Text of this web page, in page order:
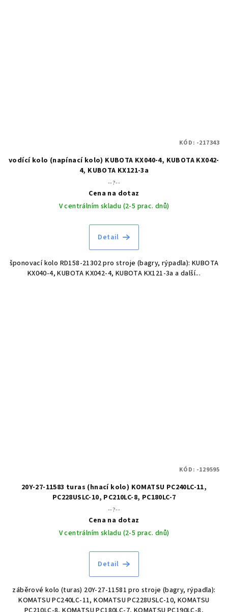
vodící kolo (napínací kolo) KUBOTA KX040-4, KUBOTA KX042-
4, KUBOTA KX121-3a
--?--
Cena na dotaz
V centrálním skladu (2-5 prac. dnů)
Detail
šponovací kolo RD158-21302 pro stroje (bagry, rýpadla): KUBOTA
KX040-4, KUBOTA KX042-4, KUBOTA KX121-3a a další...
KÓD: -217343
20Y-27-11583 turas (hnací kolo) KOMATSU PC240LC-11,
PC228USLC-10, PC210LC-8, PC180LC-7
--?--
Cena na dotaz
V centrálním skladu (2-5 prac. dnů)
Detail
záběrové kolo (turas) 20Y-27-11581 pro stroje (bagry, rýpadla):
KOMATSU PC240LC-11, KOMATSU PC228USLC-10, KOMATSU
KÓD: -129595